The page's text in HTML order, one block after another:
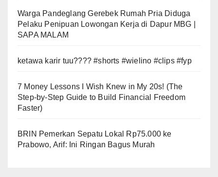
Warga Pandeglang Gerebek Rumah Pria Diduga
Pelaku Penipuan Lowongan Kerja di Dapur MBG |
SAPA MALAM
ketawa karir tuu???? #shorts #wielino #clips #fyp
7 Money Lessons I Wish Knew in My 20s! (The
Step-by-Step Guide to Build Financial Freedom
Faster)
BRIN Pemerkan Sepatu Lokal Rp75.000 ke
Prabowo, Arif: Ini Ringan Bagus Murah